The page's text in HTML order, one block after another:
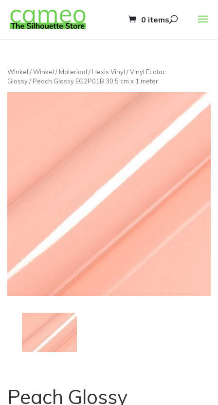
0 items
Winkel /Winkel / Materiaal / Hexis Vinyl /Vinyl Ecotac
Glossy/ Peach Glossy EG2P01B 30,5 cm x 1 meter
Peach Glossy